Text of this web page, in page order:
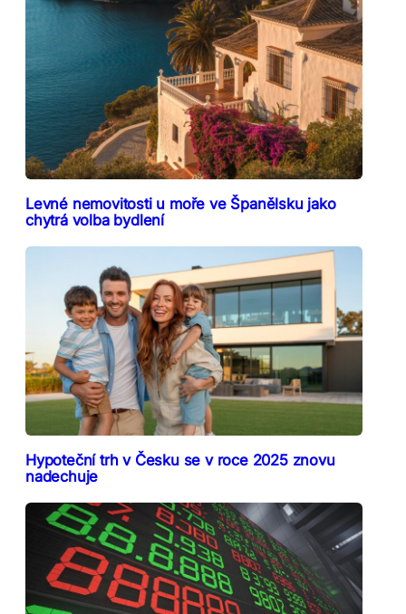
Levné nemovitosti u moře ve Španělsku jako
chytrá volba bydlení
Hypoteční trh v Česku se v roce 2025 znovu
nadechuje